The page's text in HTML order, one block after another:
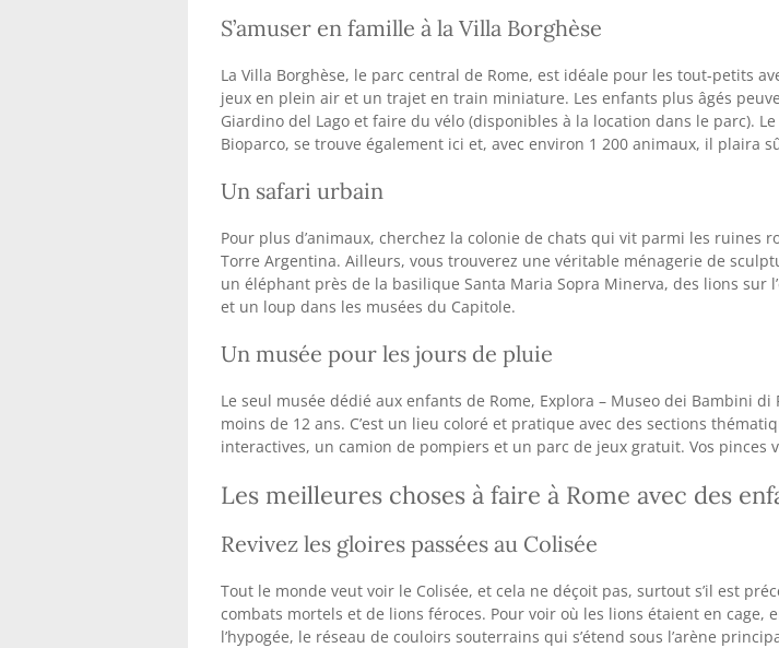
S’amuser en famille à la Villa Borghèse
La Villa Borghèse, le parc central de Rome, est idéale pour les tout-petits
jeux en plein air et un trajet en train miniature. Les enfants plus âgés
Giardino del Lago et faire du vélo (disponibles à la location dans le parc). Le
Bioparco, se trouve également ici et, avec environ 1 200 animaux, il plaira
Un safari urbain
Pour plus d’animaux, cherchez la colonie de chats qui vit parmi les ruines
Torre Argentina. Ailleurs, vous trouverez une véritable ménagerie de
un éléphant près de la basilique Santa Maria Sopra Minerva, des lions sur
et un loup dans les musées du Capitole.
Un musée pour les jours de pluie
Le seul musée dédié aux enfants de Rome, Explora – Museo dei Bambini di
moins de 12 ans. C’est un lieu coloré et pratique avec des sections
interactives, un camion de pompiers et un parc de jeux gratuit. Vos pinces
Les meilleures choses à faire à Rome avec des
Revivez les gloires passées au Colisée
Tout le monde veut voir le Colisée, et cela ne déçoit pas, surtout s’il est
combats mortels et de lions féroces. Pour voir où les lions étaient en cage,
l’hypogée, le réseau de couloirs souterrains qui s’étend sous l’arène